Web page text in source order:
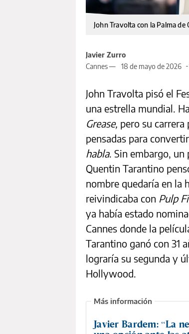
John Travolta con la Palma
Javier Zurro
Cannes —
18 de mayo de 2026
John Travolta pisó el
una estrella mundial.
Grease, pero su
pensadas para
habla. Sin embargo,
Quentin Tarantino
nombre quedaría en la
reivindicaba con Pulp
ya había estado
Cannes donde la
Tarantino ganó con 31
lograría su segunda y
Hollywood.
Javier Bardem: “La